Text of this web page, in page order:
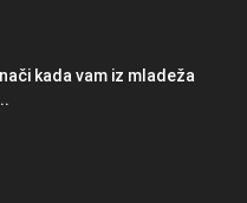
kada vam iz mladeža